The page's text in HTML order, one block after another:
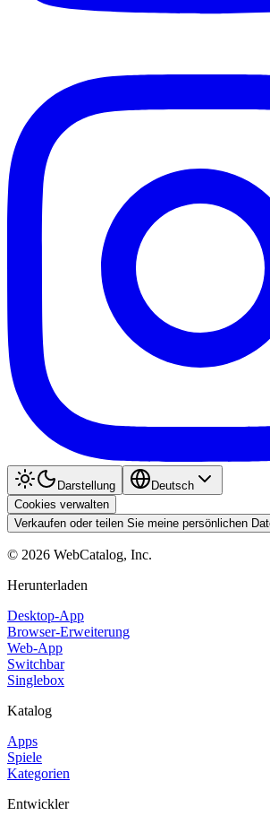
Darstellung
Deutsch
Cookies verwalten
Verkaufen oder teilen Sie meine persönlichen
© 2026 WebCatalog, Inc.
Herunterladen
Desktop-App
Browser-Erweiterung
Web-App
Switchbar
Singlebox
Katalog
Apps
Spiele
Kategorien
Entwickler